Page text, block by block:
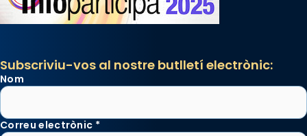
Subscriviu-vos al nostre butlletí electrònic:
Nom
Correu electrònic *